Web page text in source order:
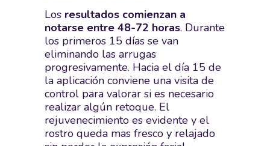
Los resultados comienzan a
notarse entre 48-72 horas. Durante
los primeros 15 días se van
eliminando las arrugas
progresivamente. Hacia el día 15 de
la aplicación conviene una visita de
control para valorar si es necesario
realizar algún retoque. El
rejuvenecimiento es evidente y el
rostro queda mas fresco y relajado